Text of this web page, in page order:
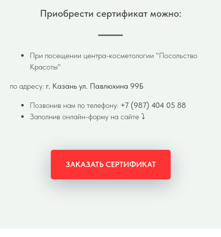
Приобрести сертификат можно:
При посещении центра-косметологии "Посольство
Красоты"
по адресу: г. Казань ул. Павлюхина 99Б
Позвонив нам по телефону: +7 (987) 404 05 88
Заполнив онлайн-форму на сайте ⤵️
ЗАКАЗАТЬ СЕРТИФИКАТ